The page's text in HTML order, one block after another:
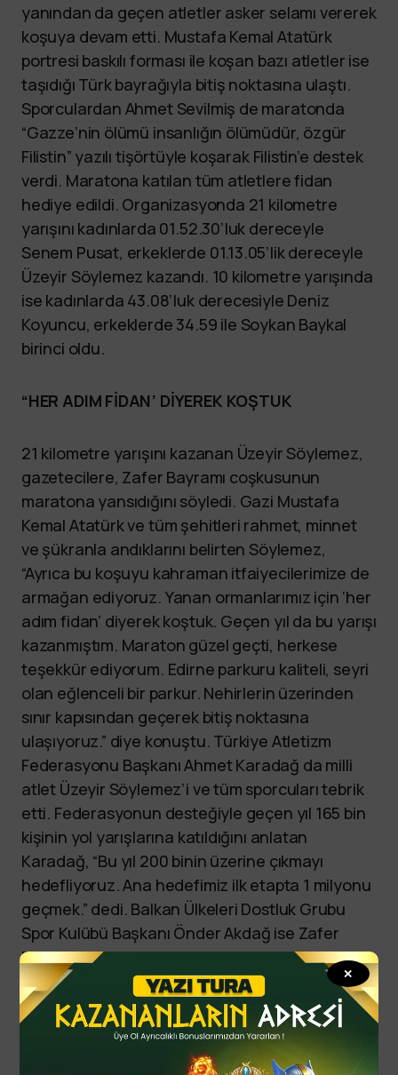
✕
yanından da geçen atletler asker selamı vererek
koşuya devam etti. Mustafa Kemal Atatürk
portresi baskılı forması ile koşan bazı atletler ise
taşıdığı Türk bayrağıyla bitiş noktasına ulaştı.
Sporculardan Ahmet Sevilmiş de maratonda
“Gazze’nin ölümü insanlığın ölümüdür, özgür
Filistin” yazılı tişörtüyle koşarak Filistin’e destek
verdi. Maratona katılan tüm atletlere fidan
hediye edildi. Organizasyonda 21 kilometre
yarışını kadınlarda 01.52.30’luk dereceyle
Senem Pusat, erkeklerde 01.13.05’lik dereceyle
Üzeyir Söylemez kazandı. 10 kilometre yarışında
ise kadınlarda 43.08’luk derecesiyle Deniz
Koyuncu, erkeklerde 34.59 ile Soykan Baykal
birinci oldu.
“HER ADIM FİDAN’ DİYEREK KOŞTUK
21 kilometre yarışını kazanan Üzeyir Söylemez,
gazetecilere, Zafer Bayramı coşkusunun
maratona yansıdığını söyledi. Gazi Mustafa
Kemal Atatürk ve tüm şehitleri rahmet, minnet
ve şükranla andıklarını belirten Söylemez,
“Ayrıca bu koşuyu kahraman itfaiyecilerimize de
armağan ediyoruz. Yanan ormanlarımız için ‘her
adım fidan’ diyerek koştuk. Geçen yıl da bu yarışı
kazanmıştım. Maraton güzel geçti, herkese
teşekkür ediyorum. Edirne parkuru kaliteli, seyri
olan eğlenceli bir parkur. Nehirlerin üzerinden
sınır kapısından geçerek bitiş noktasına
ulaşıyoruz.” diye konuştu. Türkiye Atletizm
Federasyonu Başkanı Ahmet Karadağ da milli
atlet Üzeyir Söylemez’i ve tüm sporcuları tebrik
etti. Federasyonun desteğiyle geçen yıl 165 bin
kişinin yol yarışlarına katıldığını anlatan
Karadağ, “Bu yıl 200 binin üzerine çıkmayı
hedefliyoruz. Ana hedefimiz ilk etapta 1 milyonu
geçmek.” dedi. Balkan Ülkeleri Dostluk Grubu
Spor Kulübü Başkanı Önder Akdağ ise Zafer
Bayramı dolayısıyla sporcuların coşkuyla
koştuğunu belirtti. Öte yandan, 79 yaşındaki
Ahmet Poyraz ve 80 yaşındaki Remzi Narlı da
gençlere örnek olmak için her yıl yarışlara
katıldıklarını anlattı. Maratonda dereceye giren